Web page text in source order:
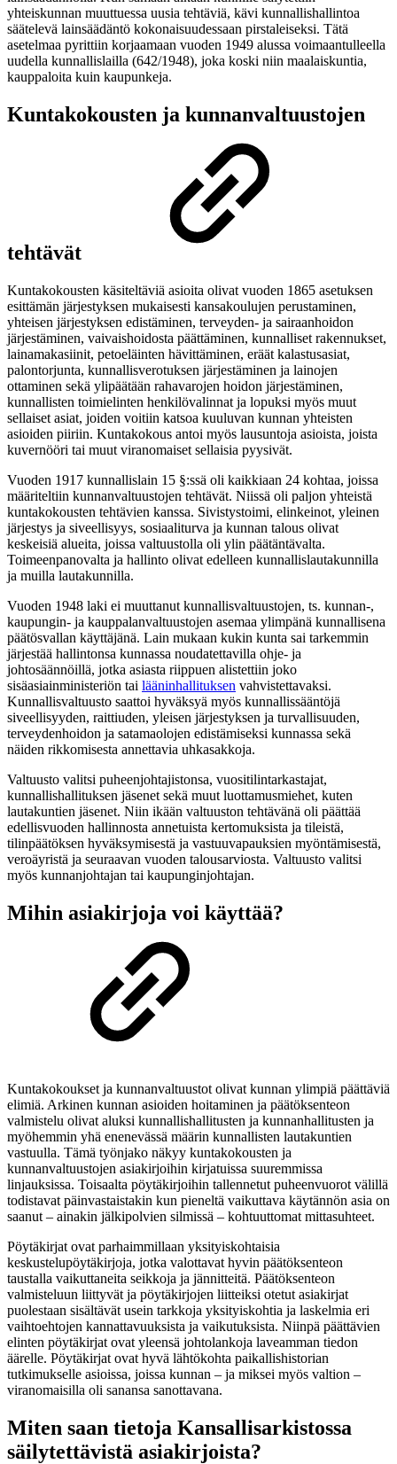
yhteiskunnan muuttuessa uusia tehtäviä, kävi kunnallishallintoa
säätelevä lainsäädäntö kokonaisuudessaan pirstaleiseksi. Tätä
asetelmaa pyrittiin korjaamaan vuoden 1949 alussa voimaantulleella
uudella kunnallislailla (642/1948), joka koski niin maalaiskuntia,
kauppaloita kuin kaupunkeja.
Kuntakokousten ja kunnanvaltuustojen
tehtävät
Kuntakokousten käsiteltäviä asioita olivat vuoden 1865 asetuksen
esittämän järjestyksen mukaisesti kansakoulujen perustaminen,
yhteisen järjestyksen edistäminen, terveyden- ja sairaanhoidon
järjestäminen, vaivaishoidosta päättäminen, kunnalliset rakennukset,
lainamakasiinit, petoeläinten hävittäminen, eräät kalastusasiat,
palontorjunta, kunnallisverotuksen järjestäminen ja lainojen
ottaminen sekä ylipäätään rahavarojen hoidon järjestäminen,
kunnallisten toimielinten henkilövalinnat ja lopuksi myös muut
sellaiset asiat, joiden voitiin katsoa kuuluvan kunnan yhteisten
asioiden piiriin. Kuntakokous antoi myös lausuntoja asioista, joista
kuvernööri tai muut viranomaiset sellaisia pyysivät.
Vuoden 1917 kunnallislain 15 §:ssä oli kaikkiaan 24 kohtaa, joissa
määriteltiin kunnanvaltuustojen tehtävät. Niissä oli paljon yhteistä
kuntakokousten tehtävien kanssa. Sivistystoimi, elinkeinot, yleinen
järjestys ja siveellisyys, sosiaaliturva ja kunnan talous olivat
keskeisiä alueita, joissa valtuustolla oli ylin päätäntävalta.
Toimeenpanovalta ja hallinto olivat edelleen kunnallislautakunnilla
ja muilla lautakunnilla.
Vuoden 1948 laki ei muuttanut kunnallisvaltuustojen, ts. kunnan-,
kaupungin- ja kauppalanvaltuustojen asemaa ylimpänä kunnallisena
päätösvallan käyttäjänä. Lain mukaan kukin kunta sai tarkemmin
järjestää hallintonsa kunnassa noudatettavilla ohje- ja
johtosäännöillä, jotka asiasta riippuen alistettiin joko
sisäasiainministeriön tai lääninhallituksen vahvistettavaksi.
Kunnallisvaltuusto saattoi hyväksyä myös kunnallissääntöjä
siveellisyyden, raittiuden, yleisen järjestyksen ja turvallisuuden,
terveydenhoidon ja satamaolojen edistämiseksi kunnassa sekä
näiden rikkomisesta annettavia uhkasakkoja.
Valtuusto valitsi puheenjohtajistonsa, vuositilintarkastajat,
kunnallishallituksen jäsenet sekä muut luottamusmiehet, kuten
lautakuntien jäsenet. Niin ikään valtuuston tehtävänä oli päättää
edellisvuoden hallinnosta annetuista kertomuksista ja tileistä,
tilinpäätöksen hyväksymisestä ja vastuuvapauksien myöntämisestä,
veroäyristä ja seuraavan vuoden talousarviosta. Valtuusto valitsi
myös kunnanjohtajan tai kaupunginjohtajan.
Mihin asiakirjoja voi käyttää?
Kuntakokoukset ja kunnanvaltuustot olivat kunnan ylimpiä päättäviä
elimiä. Arkinen kunnan asioiden hoitaminen ja päätöksenteon
valmistelu olivat aluksi kunnallishallitusten ja kunnanhallitusten ja
myöhemmin yhä enenevässä määrin kunnallisten lautakuntien
vastuulla. Tämä työnjako näkyy kuntakokousten ja
kunnanvaltuustojen asiakirjoihin kirjatuissa suuremmissa
linjauksissa. Toisaalta pöytäkirjoihin tallennetut puheenvuorot välillä
todistavat päinvastaistakin kun pieneltä vaikuttava käytännön asia on
saanut – ainakin jälkipolvien silmissä – kohtuuttomat mittasuhteet.
Pöytäkirjat ovat parhaimmillaan yksityiskohtaisia
keskustelupöytäkirjoja, jotka valottavat hyvin päätöksenteon
taustalla vaikuttaneita seikkoja ja jännitteitä. Päätöksenteon
valmisteluun liittyvät ja pöytäkirjojen liitteiksi otetut asiakirjat
puolestaan sisältävät usein tarkkoja yksityiskohtia ja laskelmia eri
vaihtoehtojen kannattavuuksista ja vaikutuksista. Niinpä päättävien
elinten pöytäkirjat ovat yleensä johtolankoja laveamman tiedon
äärelle. Pöytäkirjat ovat hyvä lähtökohta paikallishistorian
tutkimukselle asioissa, joissa kunnan – ja miksei myös valtion –
viranomaisilla oli sanansa sanottavana.
Miten saan tietoja Kansallisarkistossa
säilytettävistä asiakirjoista?